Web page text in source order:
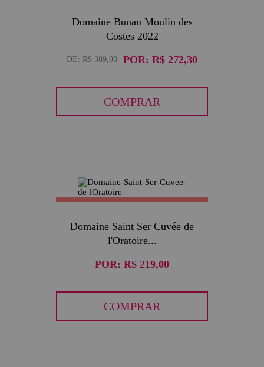
Domaine Bunan Moulin des
Costes 2022
DE:R$ 389,00 POR: R$ 272,30
COMPRAR
Domaine Saint Ser Cuvée de
l'Oratoire...
POR: R$ 219,00
COMPRAR